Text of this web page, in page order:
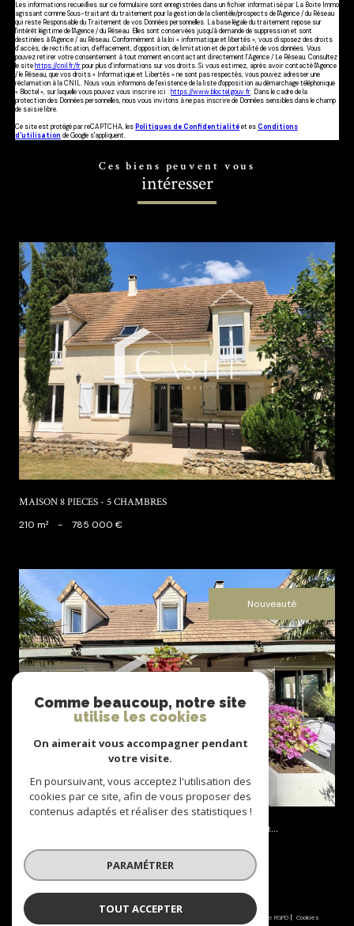
Les informations recueillies sur ce formulaire sont enregistrées dans un fichier informatisé par La Boite Immo
agissant comme Sous-traitant du traitement pour la gestion de la clientèle/prospects de l'Agence / du Réseau
qui reste Responsable du Traitement de vos Données personnelles. La base légale du traitement repose sur
l'intérêt légitime de l'Agence / du Réseau. Elles sont conservées jusqu'à demande de suppression et sont
destinées à l'Agence / au Réseau. Conformément à la loi « informatique et libertés », vous disposez des droits
d’accès, de rectification, d’effacement, d’opposition, de limitation et de portabilité de vos données. Vous
pouvez retirer votre consentement à tout moment en contactant directement l’Agence / Le Réseau. Consultez
le sitehttps://cnil.fr/frpour plus d’informations sur vos droits. Si vous estimez, après avoir contacté l'Agence
/ le Réseau, que vos droits « Informatique et Libertés » ne sont pas respectés, vous pouvez adresser une
réclamation à la CNIL. Nous vous informons de l’existence de la liste d'opposition au démarchage téléphonique
« Bloctel », sur laquelle vous pouvez vous inscrire ici :https://www.bloctel.gouv.fr. Dans le cadre de la
protection des Données personnelles, nous vous invitons à ne pas inscrire de Données sensibles dans le champ
de saisie libre.
Ce site est protégé par reCAPTCHA, lesPolitiques de Confidentialitéet esConditions
d'utilisation de Google s'appliquent.
Ces biens peuvent vous
intéresser
voir le bien
MAISON 8 PIECES - 5 CHAMBRES
210 m² - 785 000 €
Nouveauté
voir le bien
Orgeval (78630)
Maison familiale à 10min du centre ville - 5 chambres, jardin et...
204,38 m² - 670 000 €
© 2026 | Tous droits réservés | Traduction powered by Google |
Politique RGPD Cookies
Comme beaucoup, notre site
utilise les cookies
On aimerait vous accompagner pendant
votre visite.
En poursuivant, vous acceptez l'utilisation des
cookies par ce site, afin de vous proposer des
contenus adaptés et réaliser des statistiques !
PARAMÉTRER
TOUT ACCEPTER